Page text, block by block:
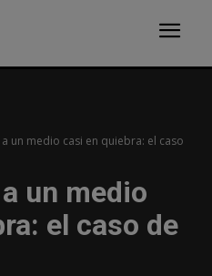
un medio casi en quiebra: el caso
un medio
el caso de